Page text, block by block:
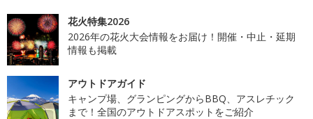
花火特集2026
2026年の花火大会情報をお届け！開催・中止・延期
情報も掲載
アウトドアガイド
キャンプ場、グランピングからBBQ、アスレチック
まで！全国のアウトドアスポットをご紹介